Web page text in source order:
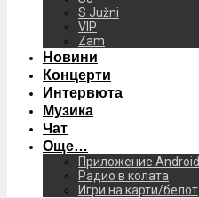
S Južni
VIP
Zam
Новини
Концерти
Интервюта
Музика
Чат
Още…
Приложение Android
Радио в колата
Игри на карти/белот